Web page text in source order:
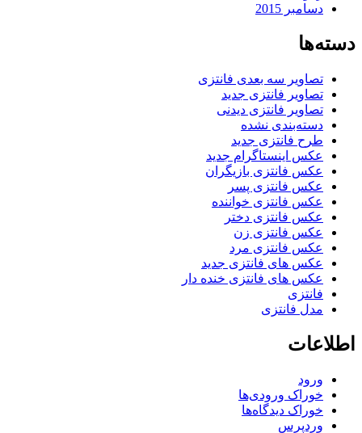
دسامبر 2015
دسته‌ها
تصاویر سه بعدی فانتزی
تصاویر فانتزی جدید
تصاویر فانتزی دیدنی
دسته‌بندی نشده
طرح فانتزی جدید
عکس اینستاگرام جدید
عکس فانتزی بازیگران
عکس فانتزی پسر
عکس فانتزی خواننده
عکس فانتزی دختر
عکس فانتزی زن
عکس فانتزی مرد
عکس های فانتزی جدید
عکس های فانتزی خنده دار
فانتزی
مدل فانتزی
اطلاعات
ورود
خوراک ورودی‌ها
خوراک دیدگاه‌ها
وردپرس